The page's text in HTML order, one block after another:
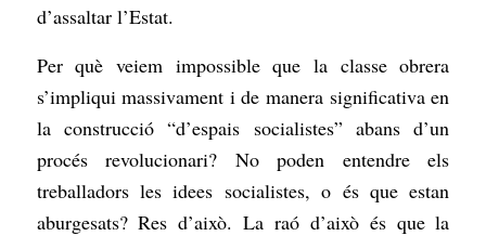
d’assaltar l’Estat.
Per què veiem impossible que la classe obrera
s’impliqui massivament i de manera significativa en
la construcció “d’espais socialistes” abans d’un
procés revolucionari? No poden entendre els
treballadors les idees socialistes, o és que estan
aburgesats? Res d’això. La raó d’això és que la